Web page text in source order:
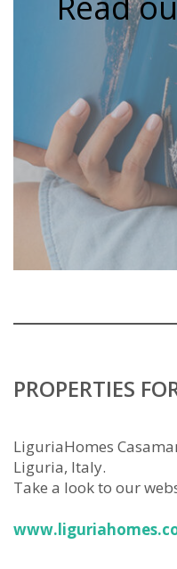
PROPERTIES
LiguriaHomes
Liguria, Italy.
Take a look to our